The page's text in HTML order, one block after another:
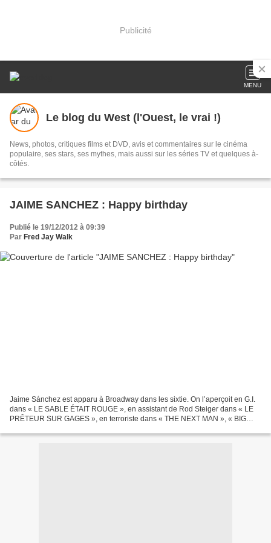
Publicité
MENU
Le blog du West (l'Ouest, le vrai !)
News, photos, critiques films et DVD, avis et commentaires sur le cinéma
populaire, ses stars, ses mythes, mais aussi sur les séries TV et quelques à-
côtés.
JAIME SANCHEZ : Happy birthday
Publié le 19/12/2012 à 09:39
Par Fred Jay Walk
Jaime Sánchez est apparu à Broadway dans les sixtie. On l’aperçoit en G.I.
dans « LE SABLE ÉTAIT ROUGE », en assistant de Rod Steiger dans « LE
PRÊTEUR SUR GAGES », en terroriste dans « THE NEXT MAN », « BIG